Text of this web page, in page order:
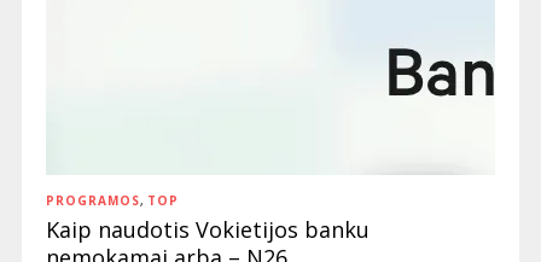
PROGRAMOS, TOP
Kaip naudotis Vokietijos banku